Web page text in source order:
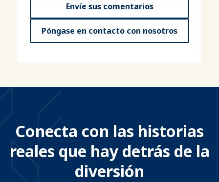
Envíe sus comentarios
Póngase en contacto con nosotros
Conecta con las historias
reales que hay detrás de la
diversión